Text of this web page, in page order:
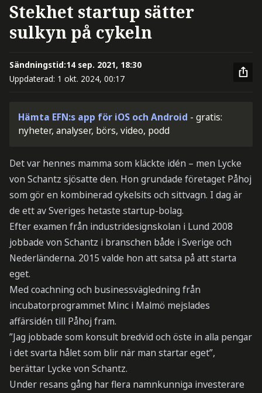
Stekhet startup sätter
sulkyn på cykeln
Sändningstid:14 sep. 2021, 18:30
Uppdaterad: 1 okt. 2024, 00:17
Hämta EFN:s app för iOS och Android - gratis:
nyheter, analyser, börs, video, podd
Det var hennes mamma som kläckte idén – men Lycke
von Schantz sjösatte den. Hon grundade företaget Påhoj
som gör en kombinerad cykelsits och sittvagn. I dag är
de ett av Sveriges hetaste startup-bolag.
Efter examen från industridesignskolan i Lund 2008
jobbade von Schantz i branschen både i Sverige och
Nederländerna. 2015 valde hon att satsa på att starta
eget.
Med coachning och businessvägledning från
incubatorprogrammet Minc i Malmö mejslades
affärsidén till Påhoj fram.
”Jag jobbade som konsult bredvid och öste in alla pengar
i det svarta hålet som blir när man startar eget”,
berättar Lycke von Schantz.
Under resans gång har flera namnkunniga investerare